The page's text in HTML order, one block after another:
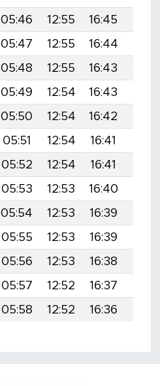
05:46 12:55 16:45
05:47 12:55 16:44
05:48 12:55 16:43
05:49 12:54 16:43
05:50 12:54 16:42
05:51 12:54 16:41
05:52 12:54 16:41
05:53 12:53 16:40
05:54 12:53 16:39
05:55 12:53 16:39
05:56 12:53 16:38
05:57 12:52 16:37
05:58 12:52 16:36